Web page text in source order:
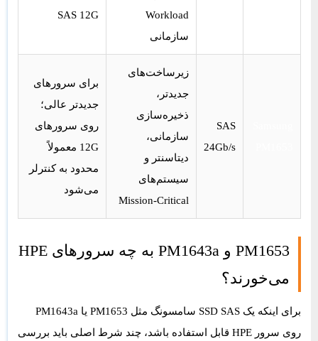
Workload
سازمانی
SAS 12G
SAS
24Gb/s
زیرساخت‌های
جدیدتر،
ذخیره‌سازی
سازمانی،
دیتاسنتر و
سیستم‌های
Mission-Critical
برای سرورهای
جدیدتر عالی؛
روی سرورهای
12G معمولاً
محدود به کنترلر
می‌شود
PM1653 و PM1643a به چه سرورهای HPE
می‌خورند؟
برای اینکه یک SSD SAS سامسونگ مثل PM1653 یا PM1643a
روی سرور HPE قابل استفاده باشد، چند شرط اصلی باید بررسی